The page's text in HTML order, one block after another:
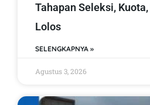
Tahapan Seleksi,
Lolos
SELENGKAPNYA »
Agustus 3, 2026